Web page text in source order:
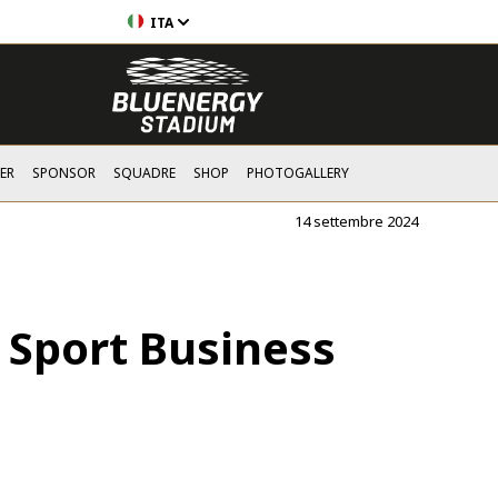
ITA
SPONSOR SQUADRE SHOP PHOTOGALLERY
14 settembre 2024
Business